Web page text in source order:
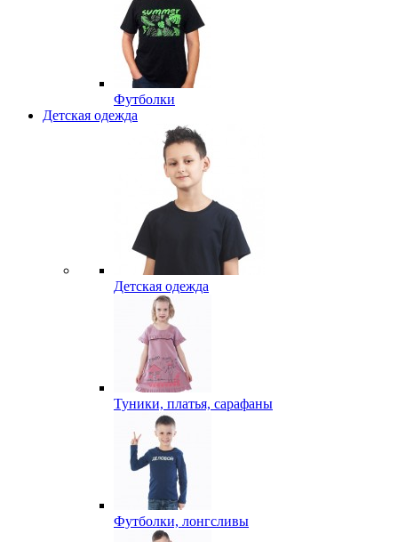
Футболки
Детская одежда
Детская одежда
Туники, платья, сарафаны
Футболки, лонгсливы